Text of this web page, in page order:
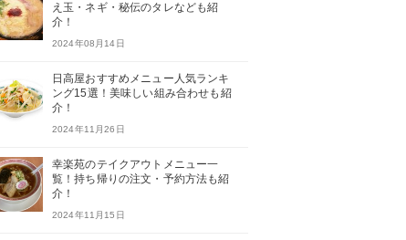
え玉・ネギ・秘伝のタレなども紹
介！
2024年08月14日
日高屋おすすめメニュー人気ランキ
ング15選！美味しい組み合わせも紹
介！
2024年11月26日
幸楽苑のテイクアウトメニュー一
覧！持ち帰りの注文・予約方法も紹
介！
2024年11月15日